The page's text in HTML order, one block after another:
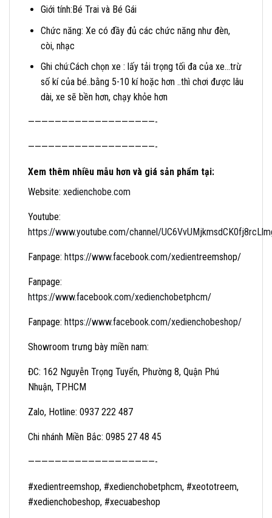
Giới tính:Bé Trai và Bé Gái
Chức năng: Xe có đầy đủ các chức năng như đèn,
còi, nhạc
Ghi chú:Cách chọn xe : lấy tải trọng tối đa của xe…trừ
số kí của bé..bằng 5-10 kí hoặc hơn ..thì chơi được lâu
dài, xe sẽ bền hơn, chạy khỏe hơn
———————————————————-
———————————————————-
Xem thêm nhiều mẫu hơn và giá sản phẩm tại:
Website: xedienchobe.com
Youtube:
https://www.youtube.com/channel/
Fanpage: https://www.facebook.com/xedientreemshop/
Fanpage:
https://www.facebook.com/xedienchobetphcm/
Fanpage: https://www.facebook.com/xedienchobeshop/
Showroom trưng bày miền nam:
ĐC: 162 Nguyễn Trọng Tuyển, Phường 8, Quận Phú
Nhuận, TP.HCM
Zalo, Hotline: 0937 222 487
Chi nhánh Miền Bắc: 0985 27 48 45
———————————————————-
#xedientreemshop, #xedienchobetphcm, #xeototreem,
#xedienchobeshop, #xecuabeshop